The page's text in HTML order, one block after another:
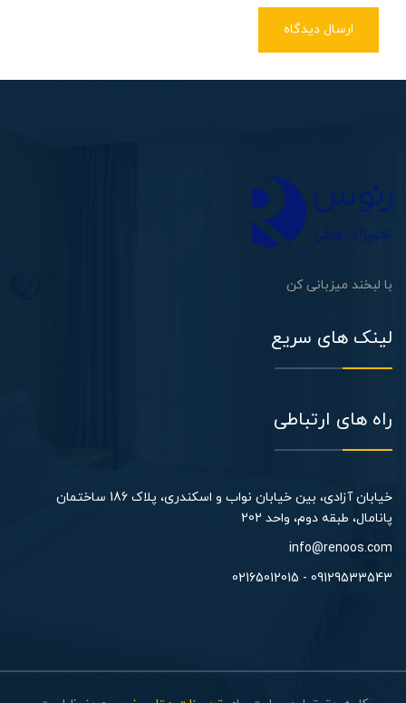
ارسال دیدگاه
با لبخند میزبانی کن
لینک های سریع
راه های ارتباطی
خیابان آزادی، بین خیابان نواب و اسکندری، پلاک 186 ساختمان
پانامال، طبقه دوم، واحد 202​
info@renoos.com
09129533543 - 02165012015